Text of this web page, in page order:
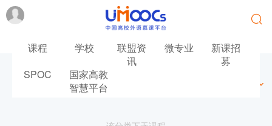
课程 学校
联盟资
讯
微专业
新课招
募
SPOC
国家高教
智慧平台